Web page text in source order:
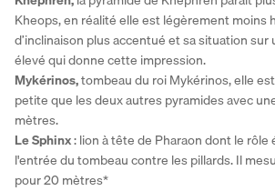
Kheops, en réalité elle est légèrement moins
d’inclinaison plus accentué et sa situation sur
élevé qui donne cette impression.
Mykérinos, tombeau du roi Mykérinos, elle
petite que les deux autres pyramides avec
mètres.
Le Sphinx : lion à tête de Pharaon dont le
l'entrée du tombeau contre les pillards. Il
pour 20 mètres*